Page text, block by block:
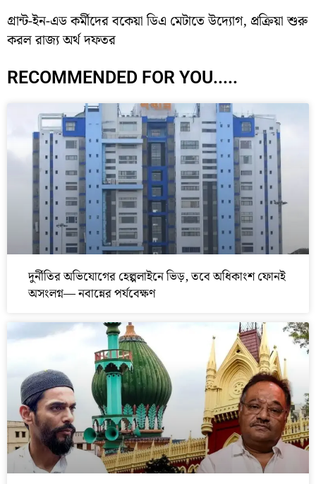
গ্রান্ট-ইন-এড কর্মীদের বকেয়া ডিএ মেটাতে উদ্যোগ, প্রক্রিয়া শুরু
করল রাজ্য অর্থ দফতর
RECOMMENDED FOR YOU.....
দুর্নীতির অভিযোগের হেল্পলাইনে ভিড়, তবে অধিকাংশ ফোনই
অসংলগ্ন— নবান্নের পর্যবেক্ষণ